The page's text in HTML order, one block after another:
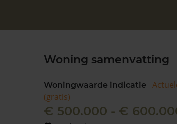
Woning samenvatting
Woningwaarde indicatie
(gratis)
€ 500.000 - €